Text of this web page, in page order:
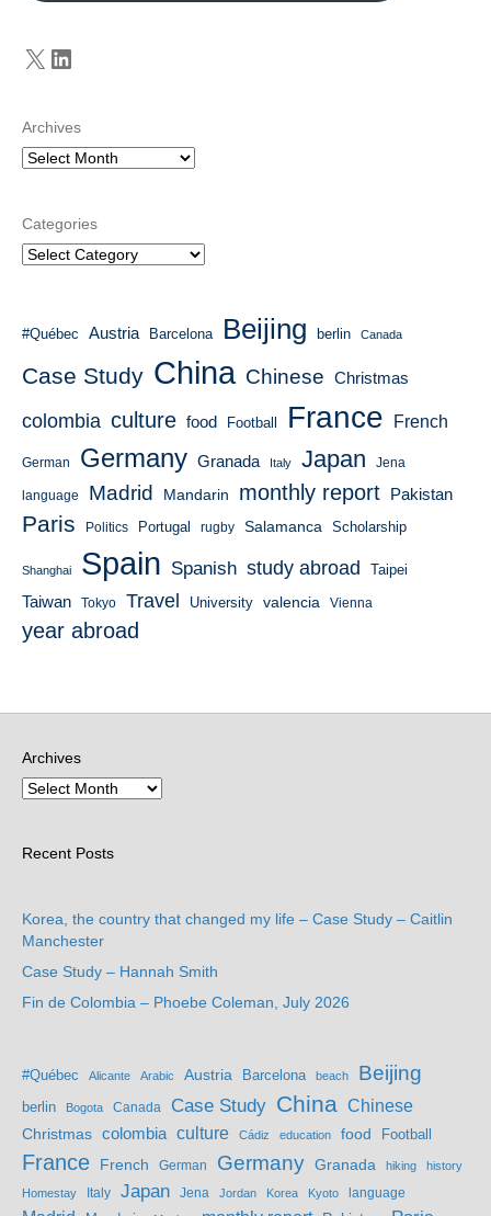
X LinkedIn
Archives
Categories
#Québec Austria Barcelona Beijing berlin Canada
Case Study China Chinese Christmas
colombia culture food Football France French
German Germany Granada Italy Japan Jena
language Madrid Mandarin monthly report Pakistan
Paris Politics Portugal rugby Salamanca Scholarship
Shanghai Spain Spanish study abroad Taipei
Taiwan Tokyo Travel University valencia Vienna
year abroad
Archives
Recent Posts
Korea, the country that changed my life – Case Study – Caitlin
Manchester
Case Study – Hannah Smith
Fin de Colombia – Phoebe Coleman, July 2026
#Québec Alicante Arabic Austria Barcelona beach Beijing
berlin Bogota Canada Case Study China Chinese
Christmas colombia culture Cádiz education food Football
France French German Germany Granada hiking history
Homestay Italy Japan Jena Jordan Korea Kyoto language